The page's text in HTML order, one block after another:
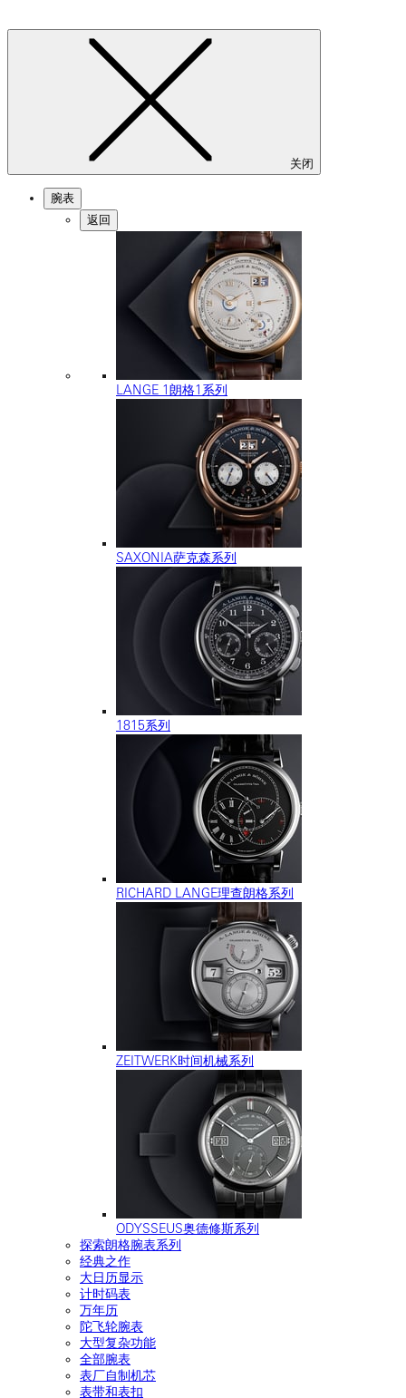
关闭
腕表
返回
LANGE 1朗格1系列
SAXONIA萨克森系列
1815系列
RICHARD LANGE理查朗格系列
ZEITWERK时间机械系列
ODYSSEUS奥德修斯系列
探索朗格腕表系列
经典之作
大日历显示
计时码表
万年历
陀飞轮腕表
大型复杂功能
全部腕表
表厂自制机芯
表带和表扣